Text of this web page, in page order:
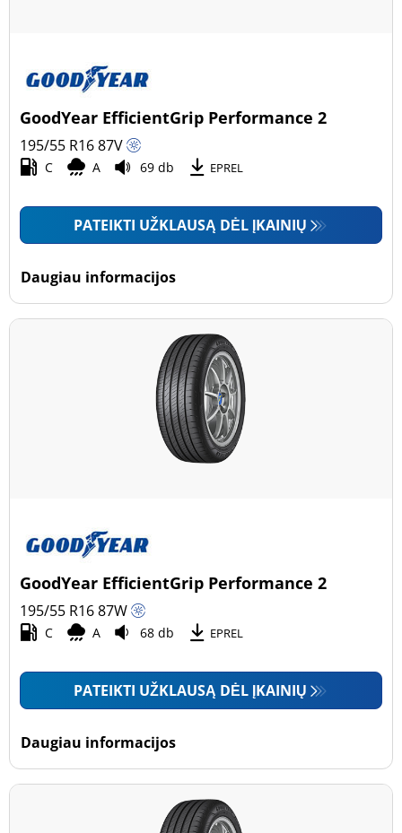
GoodYear EfficientGrip Performance 2
195/55 R1687V
C A 69 db EPREL
PATEIKTI UŽKLAUSĄ DĖL ĮKAINIŲ
Daugiau informacijos
GoodYear EfficientGrip Performance 2
195/55 R1687W
C A 68 db EPREL
PATEIKTI UŽKLAUSĄ DĖL ĮKAINIŲ
Daugiau informacijos